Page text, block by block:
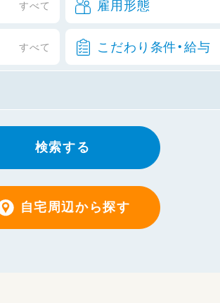
すべて 雇用形態
すべて こだわり条件・給与
検索する
自宅周辺から探す